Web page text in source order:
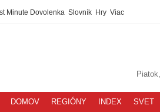
Minute Dovolenka Slovník Hry Viac
DOMOV REGIÓNY INDEX SVET